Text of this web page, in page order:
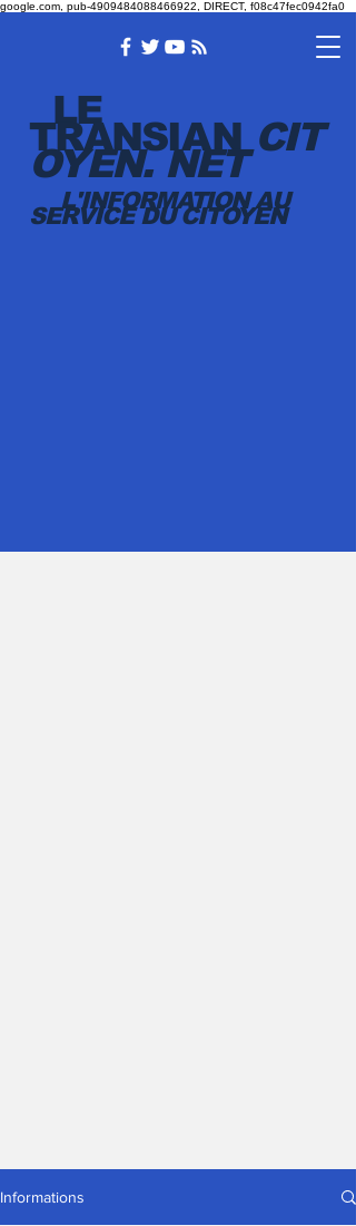
google.com, pub-4909484088466922, DIRECT, f08c47fec0942fa0
LE
TRANSIAN CIT
OYEN.NET
L'INFORMATION AU
SERVICE DU CITOYEN
Informations